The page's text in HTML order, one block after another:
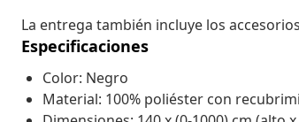
La entrega también incluye los
Especificaciones
Color: Negro
Material: 100% poliéster con